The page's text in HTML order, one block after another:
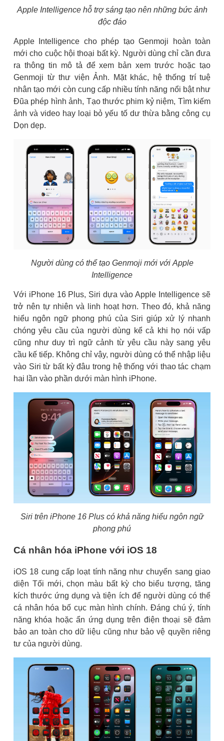
Apple Intelligence hỗ trợ sáng tạo nên những bức ảnh
độc đáo
Apple Intelligence cho phép tạo Genmoji hoàn toàn
mới cho cuộc hội thoại bất kỳ. Người dùng chỉ cần đưa
ra thông tin mô tả để xem bản xem trước hoặc tạo
Genmoji từ thư viện Ảnh. Mặt khác, hệ thống trí tuệ
nhân tạo mới còn cung cấp nhiều tính năng nổi bật như
Đũa phép hình ảnh, Tạo thước phim kỷ niệm, Tìm kiếm
ảnh và video hay loại bỏ yếu tố dư thừa bằng công cụ
Dọn dẹp.
Người dùng có thể tạo Genmoji mới với Apple
Intelligence
Với iPhone 16 Plus, Siri dựa vào Apple Intelligence sẽ
trở nên tự nhiên và linh hoạt hơn. Theo đó, khả năng
hiểu ngôn ngữ phong phú của Siri giúp xử lý nhanh
chóng yêu cầu của người dùng kể cả khi họ nói vấp
cũng như duy trì ngữ cảnh từ yêu cầu này sang yêu
cầu kế tiếp. Không chỉ vậy, người dùng có thể nhập liệu
vào Siri từ bất kỳ đâu trong hệ thống với thao tác chạm
hai lần vào phần dưới màn hình iPhone.
Siri trên iPhone 16 Plus có khả năng hiểu ngôn ngữ
phong phú
Cá nhân hóa iPhone với iOS 18
iOS 18 cung cấp loạt tính năng như chuyển sang giao
diện Tối mới, chọn màu bất kỳ cho biểu tượng, tăng
kích thước ứng dụng và tiện ích để người dùng có thể
cá nhân hóa bố cục màn hình chính. Đáng chú ý, tính
năng khóa hoặc ẩn ứng dụng trên điện thoại sẽ đảm
bảo an toàn cho dữ liệu cũng như bảo vệ quyền riêng
tư của người dùng.